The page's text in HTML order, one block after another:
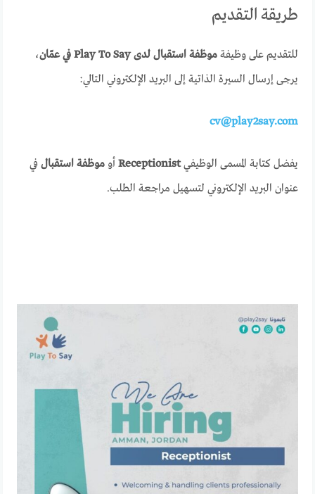
طريقة التقديم
للتقديم على وظيفةموظفة استقبال لدى Play To Say في عمّان
،
يرجى إرسال السيرة الذاتية إلى البريد الإلكتروني التالي:
cv@play2say.com
يفضل كتابة المسمى الوظيفيReceptionist أوموظفة استقبال في
عنوان البريد الإلكتروني لتسهيل مراجعة الطلب.